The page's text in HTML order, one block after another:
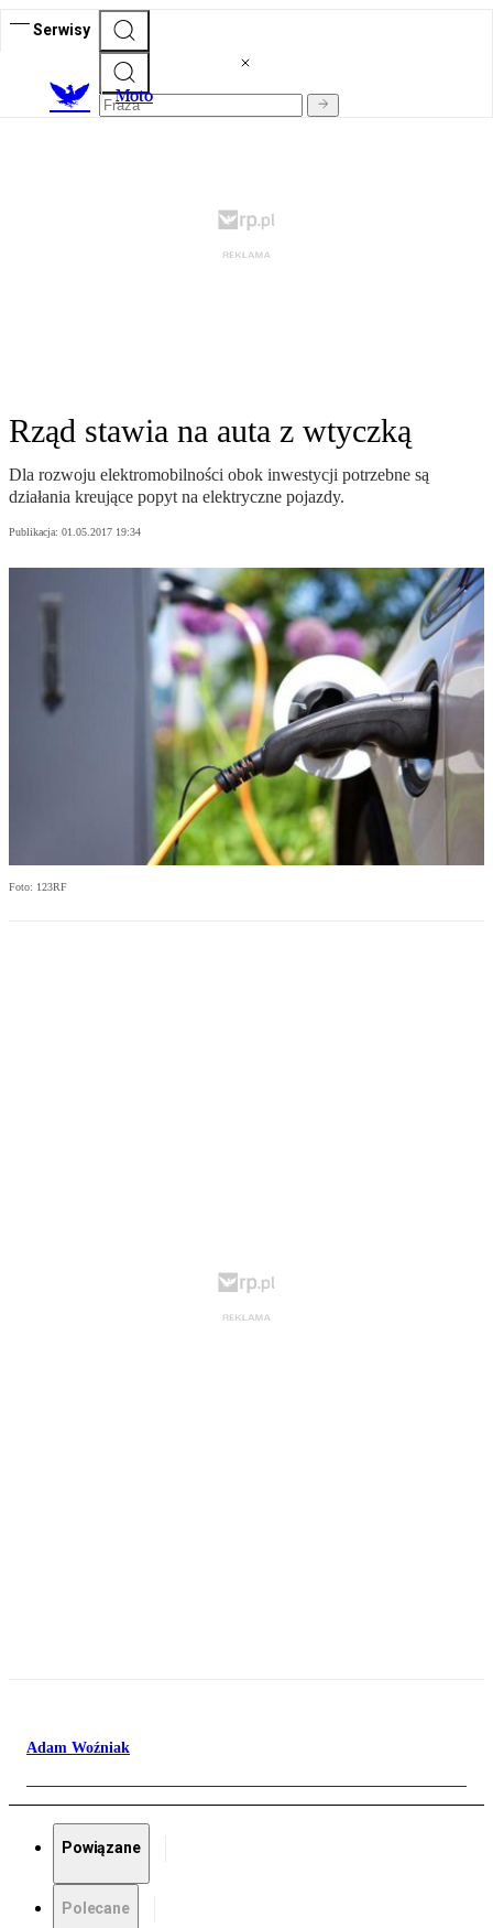
Serwisy
Moto
Rząd stawia na auta z wtyczką
Dla rozwoju elektromobilności obok inwestycji potrzebne są
działania kreujące popyt na elektryczne pojazdy.
Publikacja: 01.05.2017 19:34
Foto: 123RF
Adam Woźniak
Powiązane
Polecane